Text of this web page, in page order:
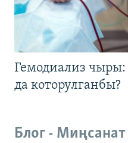
Гемодиализ
да которулганбы?
Блог - Миңсанат